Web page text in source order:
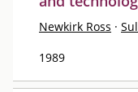
Newkirk Ross ·
1989